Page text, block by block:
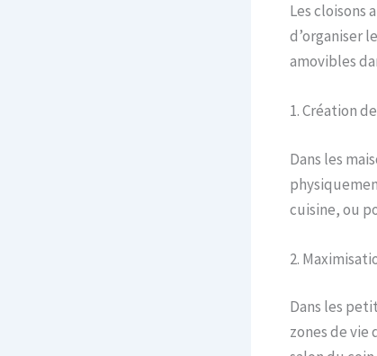
Les cloisons
d’organiser
amovibles
1. Création
Dans les
cuisine, ou
2.
Dans les
zones de